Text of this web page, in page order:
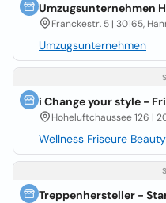
Umzugsunternehmen
Franckestr. 5 | 30165,
Umzugsunternehmen
i Change your style -
Hoheluftchaussee 126 |
Wellness Friseure Beauty
Treppenhersteller -